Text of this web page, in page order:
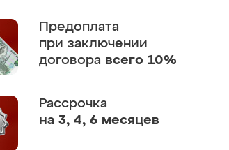
Предоплата
при заключении
договора всего 10%
Рассрочка
на 3, 4, 6 месяцев